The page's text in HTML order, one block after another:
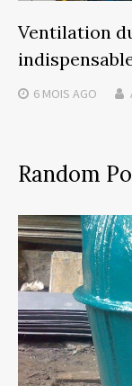
Ventilation
6 MOIS AGO
Random